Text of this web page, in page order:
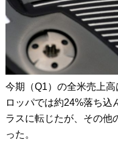
今期（Q1）の全米売上
ロッパでは約24%落ち込
ラスに転じたが、その他
った。